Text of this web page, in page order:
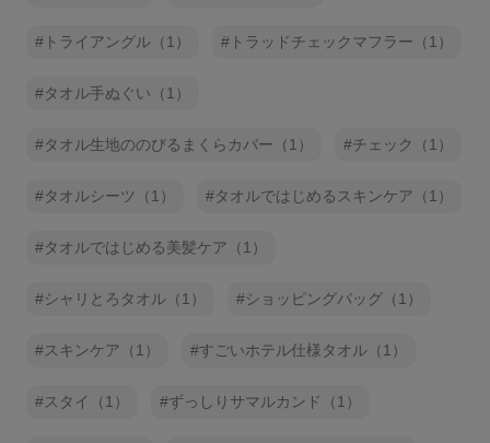
トライアングル（1） トラッドチェックマフラー（1）
タオル手ぬぐい（1）
タオル生地ののびるまくらカバー（1） チェック（1）
タオルシーツ（1） タオルではじめるスキンケア（1）
タオルではじめる美髪ケア（1）
シャリとろタオル（1） ショッピングバッグ（1）
スキンケア（1） すごいホテル仕様タオル（1）
スタイ（1） ずっしりサマルカンド（1）